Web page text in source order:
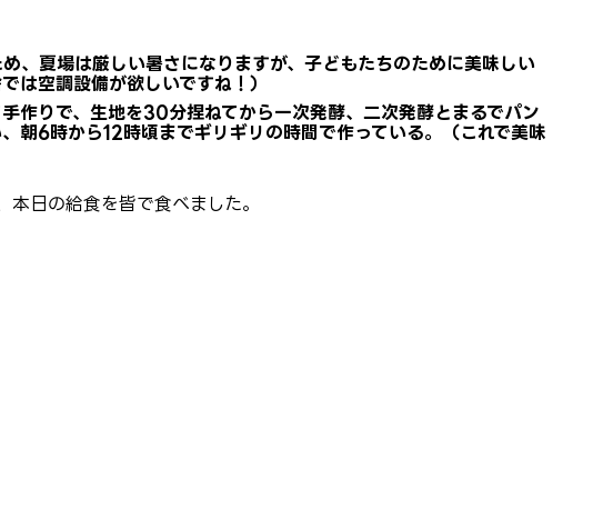
、夏場は厳しい暑さになりますが、子どもたちのために美味しい
は空調設備が欲しいですね！）
作りで、生地を30分捏ねてから一次発酵、二次発酵とまるでパン
朝6時から12時頃までギリギリの時間で作っている。（これで美味
日の給食を皆で食べました。